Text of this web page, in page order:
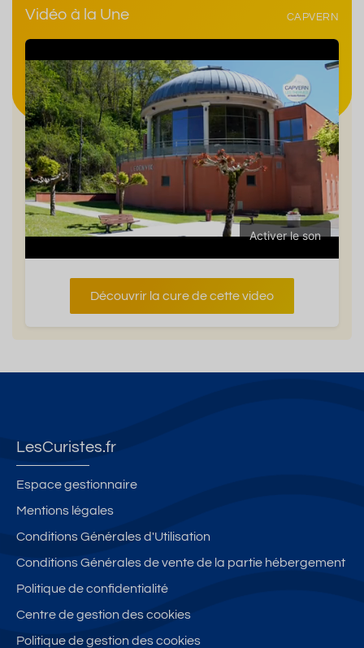
Vidéo à la Une CAPVERN
Activer le son
Découvrir la cure de cette video
LesCuristes.fr
Espace gestionnaire
Mentions légales
Conditions Générales d'Utilisation
Conditions Générales de vente de la partie hébergement
Politique de confidentialité
Centre de gestion des cookies
Politique de gestion des cookies